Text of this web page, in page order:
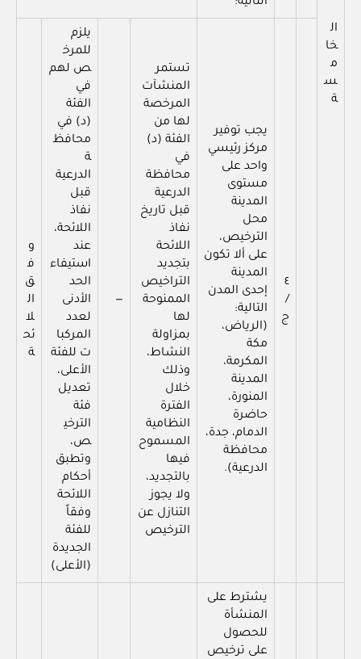
ال
خا
م
س
ة
٤
/
ج
يجب توفير
مركز رئيسي
واحد على
مستوى
المدينة
محل
الترخيص،
على ألا تكون
المدينة
إحدى المدن
التالية:
(الرياض،
مكة
المكرمة،
المدينة
المنورة،
حاضرة
الدمام، جدة،
محافظة
الدرعية).
تستمر
المنشآت
المرخصة
لها من
الفئة (د)
في
محافظة
الدرعية
قبل تاريخ
نفاذ
اللائحة
بتجديد
التراخيص
الممنوحة
لها
بمزاولة
النشاط،
وذلك
خلال
الفترة
النظامية
المسموح
فيها
بالتجديد،
ولا يجوز
التنازل عن
الترخيص
—
يلزم
للمرخ
ص لهم
في
الفئة
(د) في
محافظ
ة
الدرعية
قبل
نفاذ
اللائحة،
عند
استيفاء
الحد
الأدنى
لعدد
المركبا
ت للفئة
الأعلى،
تعديل
فئة
الترخي
ص،
وتطبق
أحكام
اللائحة
وفقاً
للفئة
الجديدة
(الأعلى)
و
ف
ق
ال
لا
ئح
ة
يشترط على
المنشأة
للحصول
على ترخيص